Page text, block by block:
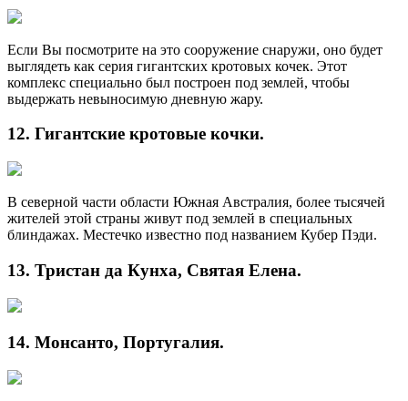
Если Вы посмотрите на это сооружение снаружи, оно будет
выглядеть как серия гигантских кротовых кочек. Этот
комплекс специально был построен под землей, чтобы
выдержать невыносимую дневную жару.
12. Гигантские кротовые кочки.
В северной части области Южная Австралия, более тысячей
жителей этой страны живут под землей в специальных
блиндажах. Местечко известно под названием Кубер Пэди.
13. Тристан да Кунха, Святая Елена.
14. Монсанто, Португалия.